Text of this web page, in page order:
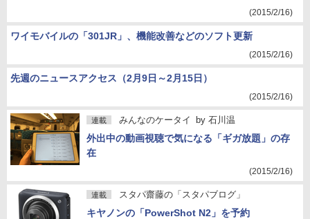
(2015/2/16)
ワイモバイルの「301JR」、機能改善などのソフト更新
(2015/2/16)
先週のニュースアクセス（2月9日～2月15日）
(2015/2/16)
連載 みんなのケータイ by 石川温
外出中の動画視聴で気になる「ギガ放題」の存
在
(2015/2/16)
連載 スタパ齋藤の「スタパブログ」
キヤノンの「PowerShot N2」を予約